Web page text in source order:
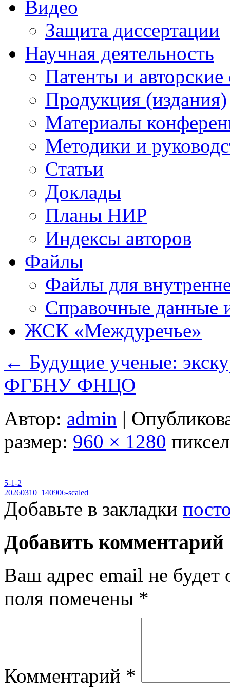
Видео
Защита диссертации
Научная деятельность
Патенты и авторские
Продукция (издания)
Материалы
Методики и
Статьи
Доклады
Планы НИР
Индексы авторов
Файлы
Файлы для
Справочные данные
ЖСК «Междуречье»
← Будущие ученые:
ФГБНУ ФНЦО
Автор: admin |
размер: 960 × 1280
5-1-2
20260310_140906-scaled
Добавьте в закладки
Добавить комментарий
Ваш адрес email не будет
поля помечены *
Комментарий *